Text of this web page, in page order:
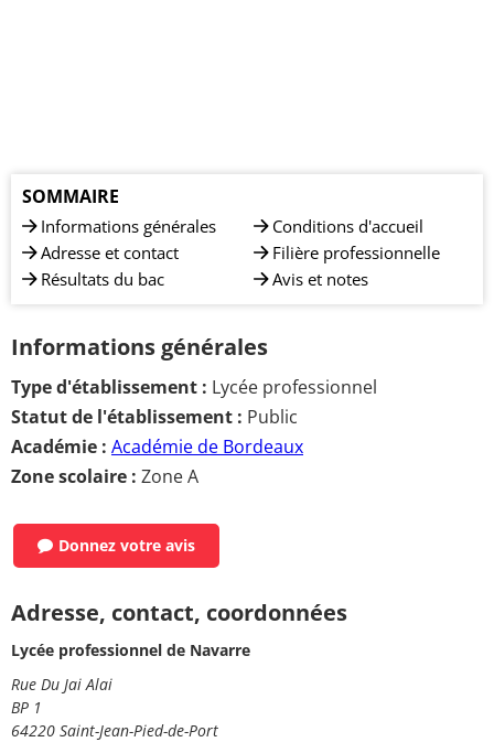
SOMMAIRE
Informations générales
Adresse et contact
Résultats du bac
Conditions d'accueil
Filière professionnelle
Avis et notes
Informations générales
Type d'établissement : Lycée professionnel
Statut de l'établissement : Public
Académie : Académie de Bordeaux
Zone scolaire : Zone A
Donnez votre avis
Adresse, contact, coordonnées
Lycée professionnel de Navarre
Rue Du Jai Alai
BP 1
64220 Saint-Jean-Pied-de-Port